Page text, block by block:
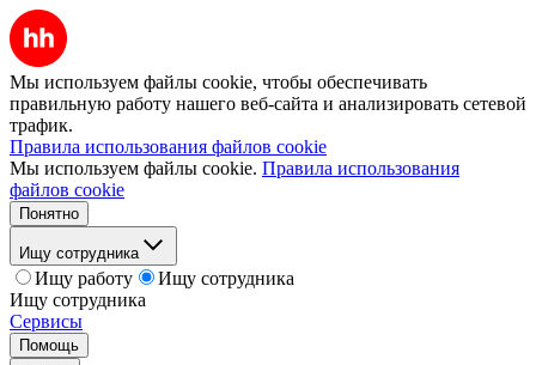
Мы используем файлы cookie, чтобы обеспечивать
правильную работу нашего веб-сайта и анализировать сетевой
трафик.
Правила использования файлов cookie
Мы используем файлы cookie. Правила использования
файлов cookie
Понятно
Ищу сотрудника
Ищу работу
Ищу сотрудника
Ищу сотрудника
Сервисы
Помощь